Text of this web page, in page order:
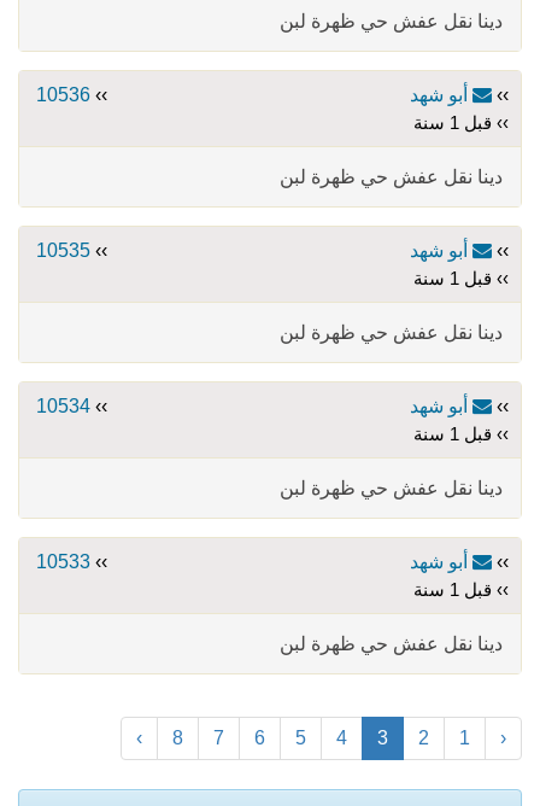
دينا نقل عفش حي ظهرة لبن
›› أبو شهد ››
10536
›› قبل 1 سنة
دينا نقل عفش حي ظهرة لبن
›› أبو شهد ››
10535
›› قبل 1 سنة
دينا نقل عفش حي ظهرة لبن
›› أبو شهد ››
10534
›› قبل 1 سنة
دينا نقل عفش حي ظهرة لبن
›› أبو شهد ››
10533
›› قبل 1 سنة
دينا نقل عفش حي ظهرة لبن
‹
1
2
3
4
5
6
7
8
›